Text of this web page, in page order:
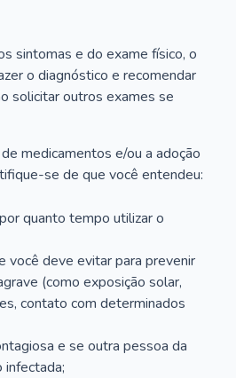
sintomas e do exame físico, o
o diagnóstico e recomendar
solicitar outros exames se
medicamentos e/ou a adoção
se de que você entendeu:
quanto tempo utilizar o
você deve evitar para prevenir
(como exposição solar,
contato com determinados
e se outra pessoa da